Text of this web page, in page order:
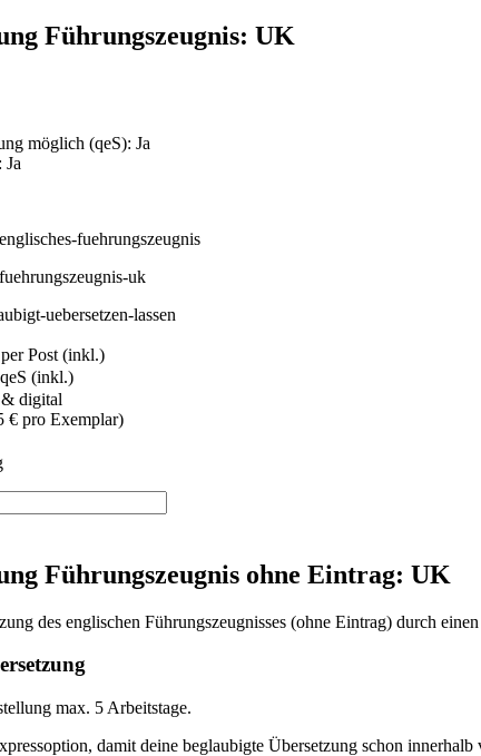
Führungszeugnis: UK
möglich (qeS): Ja
Ja
Post (inkl.)
(inkl.)
& digital
€ pro Exemplar)
Führungszeugnis ohne Eintrag: UK
des englischen Führungszeugnisses (ohne Eintrag) durch
max. 5 Arbeitstage.
damit deine beglaubigte Übersetzung schon